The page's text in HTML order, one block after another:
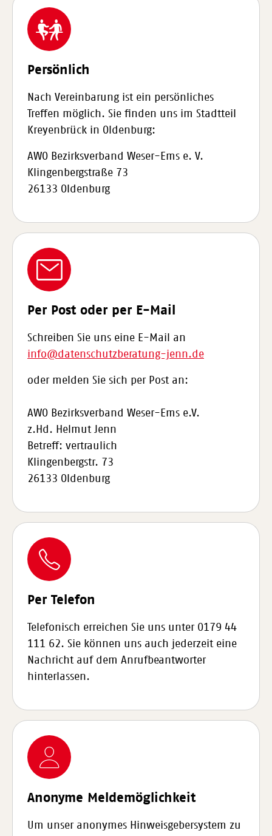
Persönlich
Nach Vereinbarung ist ein persönliches
Treffen möglich. Sie finden uns im Stadtteil
Kreyenbrück in Oldenburg:
AWO Bezirksverband Weser-Ems e. V.
Klingenbergstraße 73
26133 Oldenburg
Per Post oder per E-Mail
Schreiben Sie uns eine E-Mail an
info@datenschutzberatung-jenn.de
oder melden Sie sich per Post an:
AWO Bezirksverband Weser-Ems e.V.
z.Hd. Helmut Jenn
Betreff: vertraulich
Klingenbergstr. 73
26133 Oldenburg
Per Telefon
Telefonisch erreichen Sie uns unter 0179 44
111 62. Sie können uns auch jederzeit eine
Nachricht auf dem Anrufbeantworter
hinterlassen.
Anonyme Meldemöglichkeit
Um unser anonymes Hinweisgebersystem zu